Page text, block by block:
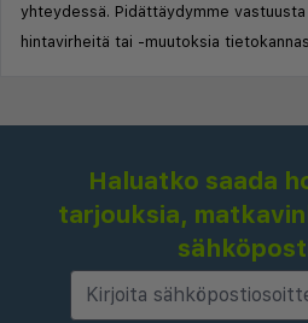
yhteydessä. Pidättäydymme
hintavirheitä tai -muutoksia
Haluatko saada
tarjouksia,